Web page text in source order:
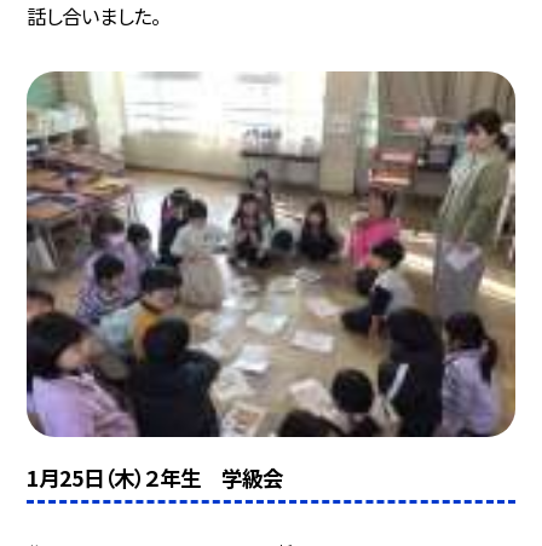
話し合いました。
1月25日（木）２年生 学級会